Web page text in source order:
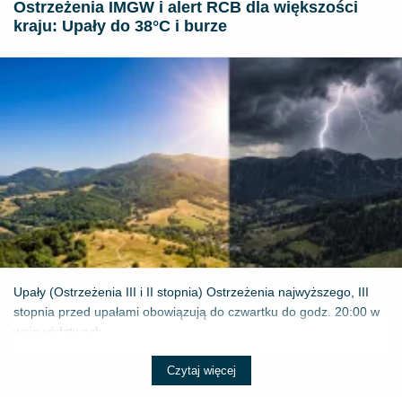
Ostrzeżenia IMGW i alert RCB dla większości
kraju: Upały do 38°C i burze
Upały (Ostrzeżenia III i II stopnia) Ostrzeżenia najwyższego, III
stopnia przed upałami obowiązują do czwartku do godz. 20:00 w
województwach...
Czytaj więcej